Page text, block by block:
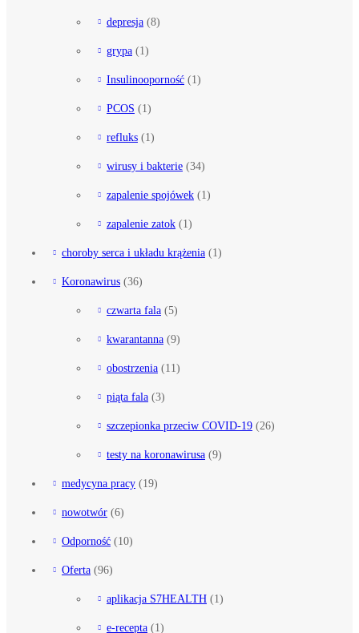
depresja (8)
grypa (1)
Insulinooporność (1)
PCOS (1)
refluks (1)
wirusy i bakterie (34)
zapalenie spojówek (1)
zapalenie zatok (1)
choroby serca i układu krążenia (1)
Koronawirus (36)
czwarta fala (5)
kwarantanna (9)
obostrzenia (11)
piąta fala (3)
szczepionka przeciw COVID-19 (26)
testy na koronawirusa (9)
medycyna pracy (19)
nowotwór (6)
Odporność (10)
Oferta (96)
aplikacja S7HEALTH (1)
e-recepta (1)